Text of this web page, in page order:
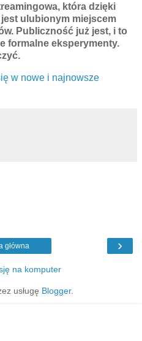
która dzięki
ulubionym miejscem
Publiczność już jest, i to
formalne eksperymenty.
w nowe i najnowsze
›
główna
na komputer
usługę Blogger.